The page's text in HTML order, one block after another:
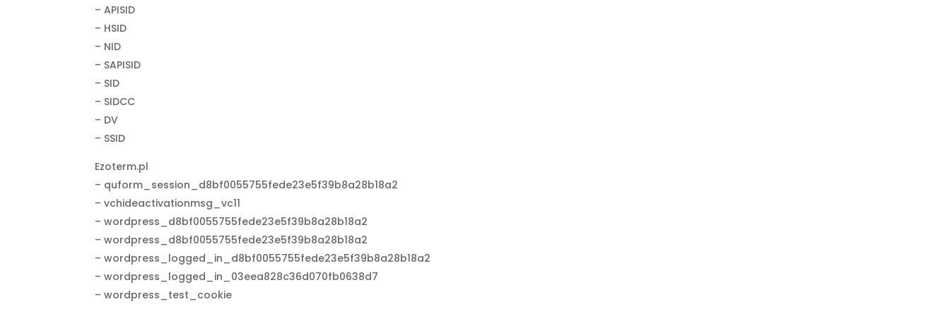
– APISID
– HSID
– NID
– SAPISID
– SID
– SIDCC
– DV
– SSID
Ezoterm.pl
– quform_session_d8bf0055755fede23e5f39b8a28b18a2
– vchideactivationmsg_vc11
– wordpress_d8bf0055755fede23e5f39b8a28b18a2
– wordpress_d8bf0055755fede23e5f39b8a28b18a2
– wordpress_logged_in_d8bf0055755fede23e5f39b8a28b18a2
– wordpress_logged_in_03eea828c36d070fb0638d7
– wordpress_test_cookie